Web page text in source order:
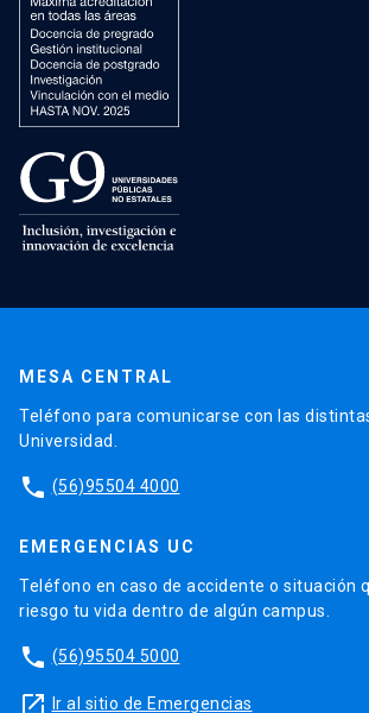
MESA CENTRAL
Teléfono para comunicarse con las
Universidad.
phone (56)95504 4000
EMERGENCIAS UC
Teléfono en caso de accidente o situación
riesgo tu vida dentro de algún campus.
phone (56)95504 5000
launch Ir al sitio de Emergencias